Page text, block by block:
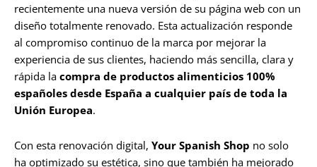
recientemente una nueva versión de su página web con un
diseño totalmente renovado. Esta actualización responde
al compromiso continuo de la marca por mejorar la
experiencia de sus clientes, haciendo más sencilla, clara y
rápida la compra de productos alimenticios 100%
españoles desde España a cualquier país de toda la
Unión Europea.
Con esta renovación digital, Your Spanish Shop no solo
ha optimizado su estética, sino que también ha mejorado